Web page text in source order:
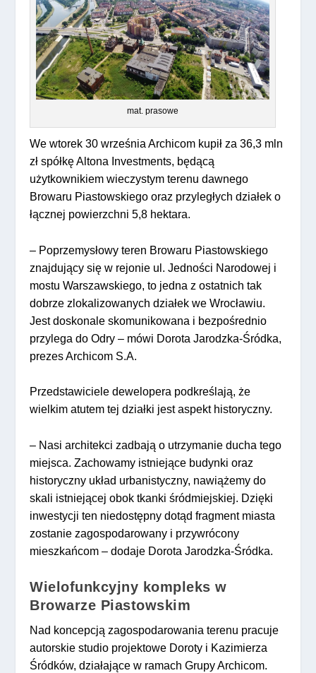
mat. prasowe
We wtorek 30 września Archicom kupił za 36,3 mln
zł spółkę Altona Investments, będącą
użytkownikiem wieczystym terenu dawnego
Browaru Piastowskiego oraz przyległych działek o
łącznej powierzchni 5,8 hektara.
– Poprzemysłowy teren Browaru Piastowskiego
znajdujący się w rejonie ul. Jedności Narodowej i
mostu Warszawskiego, to jedna z ostatnich tak
dobrze zlokalizowanych działek we Wrocławiu.
Jest doskonale skomunikowana i bezpośrednio
przylega do Odry – mówi Dorota Jarodzka-Śródka,
prezes Archicom S.A.
Przedstawiciele dewelopera podkreślają, że
wielkim atutem tej działki jest aspekt historyczny.
– Nasi architekci zadbają o utrzymanie ducha tego
miejsca. Zachowamy istniejące budynki oraz
historyczny układ urbanistyczny, nawiążemy do
skali istniejącej obok tkanki śródmiejskiej. Dzięki
inwestycji ten niedostępny dotąd fragment miasta
zostanie zagospodarowany i przywrócony
mieszkańcom – dodaje Dorota Jarodzka-Śródka.
Wielofunkcyjny kompleks w
Browarze Piastowskim
Nad koncepcją zagospodarowania terenu pracuje
autorskie studio projektowe Doroty i Kazimierza
Śródków, działające w ramach Grupy Archicom.